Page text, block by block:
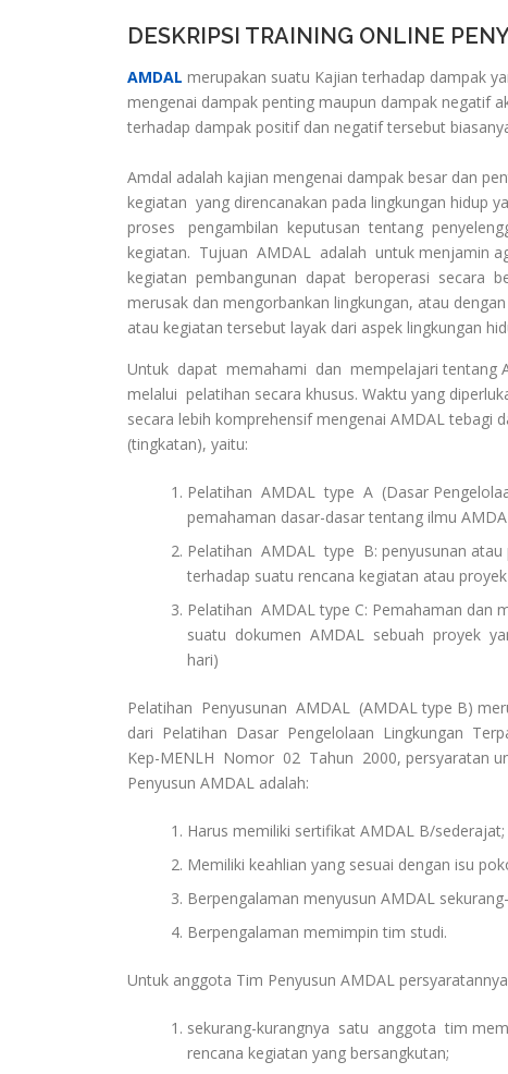
DESKRIPSI TRAINING ONLINE
AMDAL merupakan suatu Kajian terhadap dampak
mengenai dampak penting maupun dampak negatif
terhadap dampak positif dan negatif tersebut
Amdal adalah kajian mengenai dampak besar dan
kegiatan yang direncanakan pada lingkungan hidup
proses pengambilan keputusan tentang
kegiatan. Tujuan AMDAL adalah untuk menjamin
kegiatan pembangunan dapat beroperasi secara
merusak dan mengorbankan lingkungan, atau
atau kegiatan tersebut layak dari aspek lingkungan
Untuk dapat memahami dan mempelajari tentang
melalui pelatihan secara khusus. Waktu yang
secara lebih komprehensif mengenai AMDAL tebagi
(tingkatan), yaitu:
Pelatihan AMDAL type A (Dasar
pemahaman dasar-dasar tentang ilmu
Pelatihan AMDAL type B: penyusunan atau
terhadap suatu rencana kegiatan atau
Pelatihan AMDAL type C: Pemahaman dan
suatu dokumen AMDAL sebuah proyek
hari)
Pelatihan Penyusunan AMDAL (AMDAL type B)
dari Pelatihan Dasar Pengelolaan Lingkungan
Kep-MENLH Nomor 02 Tahun 2000, persyaratan
Penyusun AMDAL adalah:
Harus memiliki sertifikat AMDAL B/sederajat;
Memiliki keahlian yang sesuai dengan isu
Berpengalaman menyusun AMDAL
Berpengalaman memimpin tim studi.
Untuk anggota Tim Penyusun AMDAL
sekurang-kurangnya satu anggota tim
rencana kegiatan yang bersangkutan;